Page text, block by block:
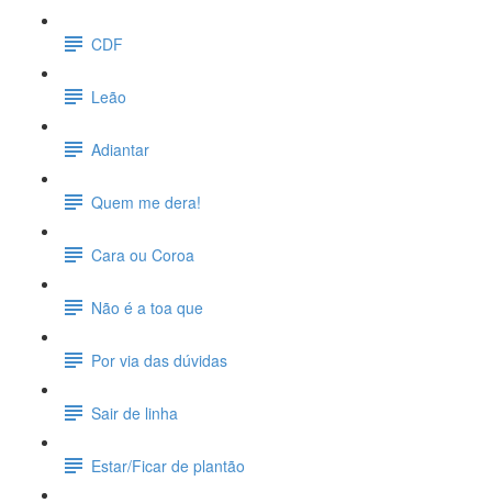
CDF
Leão
Adiantar
Quem me dera!
Cara ou Coroa
Não é a toa que
Por via das dúvidas
Sair de linha
Estar/Ficar de plantão